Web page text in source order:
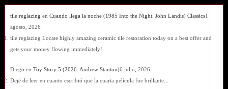
tile reglazing en Cuando llega la noche (1985 Into the Night. John Landis) Classics1
agosto, 2026
tile reglazing Locate highly amazing ceramic tile restoration today on a best offer and
gets your money flowing immediately!
Diego en Toy Story 5 (2026. Andrew Stanton)6 julio, 2026
Dejé de leer en cuanto escribió que la cuarta película fue brillante...